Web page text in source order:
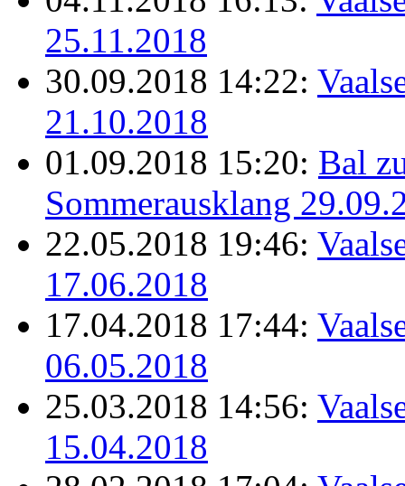
25.11.2018
30.09.2018 14:22:
21.10.2018
01.09.2018 15:20: Bal
Sommerausklang
22.05.2018 19:46:
17.06.2018
17.04.2018 17:44:
06.05.2018
25.03.2018 14:56:
15.04.2018